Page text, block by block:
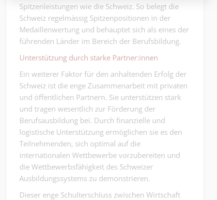
Spitzenleistungen wie die Schweiz. So belegt die
Schweiz regelmässig Spitzenpositionen in der
Medaillenwertung und behauptet sich als eines der
führenden Länder im Bereich der Berufsbildung.
Unterstützung durch starke Partner:innen
Ein weiterer Faktor für den anhaltenden Erfolg der
Schweiz ist die enge Zusammenarbeit mit privaten
und öffentlichen Partnern. Sie unterstützen stark
und tragen wesentlich zur Förderung der
Berufsausbildung bei. Durch finanzielle und
logistische Unterstützung ermöglichen sie es den
Teilnehmenden, sich optimal auf die
internationalen Wettbewerbe vorzubereiten und
die Wettbewerbsfähigkeit des Schweizer
Ausbildungssystems zu demonstrieren.
Dieser enge Schulterschluss zwischen Wirtschaft